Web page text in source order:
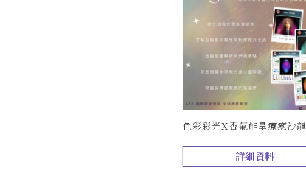
色彩彩光X香氣能量療癒沙龍
詳細資料